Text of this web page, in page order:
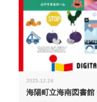
2025.12.24
海陽町立海南図書